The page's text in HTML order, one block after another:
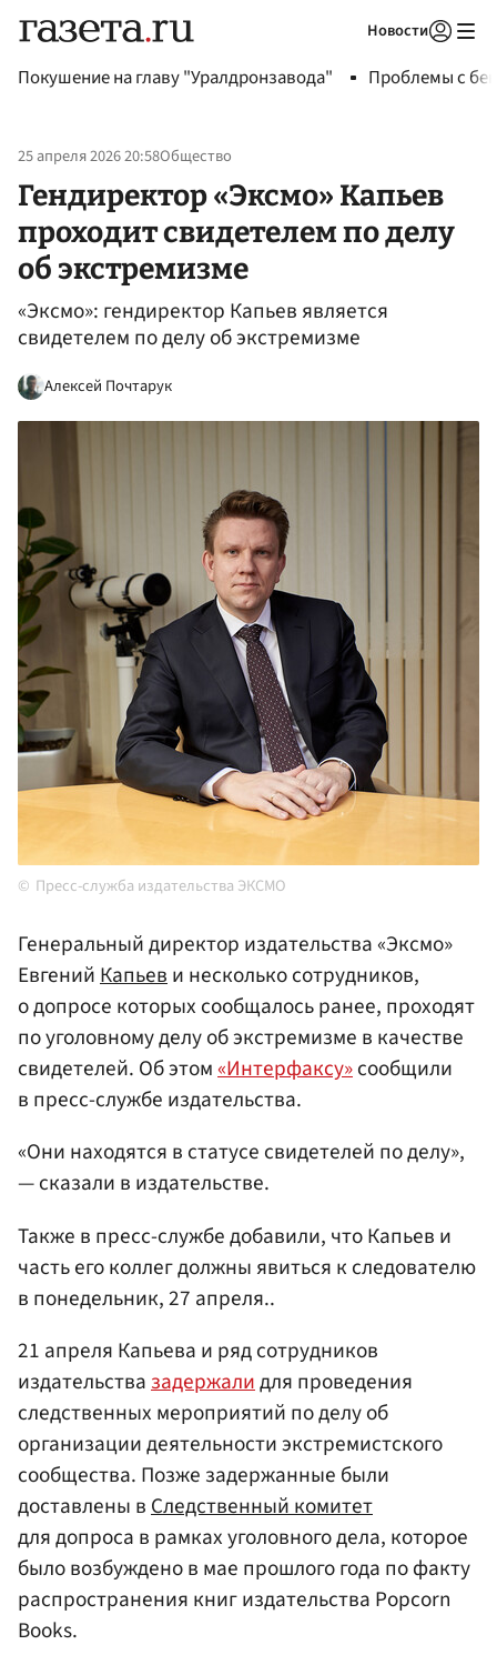
Новости
Покушение на главу "Уралдронзавода" Проблемы с
25 апреля 2026 20:58Общество
Гендиректор «Эксмо» Капьев
проходит свидетелем по делу
об экстремизме
«Эксмо»: гендиректор Капьев является
свидетелем по делу об экстремизме
Алексей Почтарук
Пресс-служба издательства ЭКСМО
Генеральный директор издательства «Эксмо»
ЕвгенийКапьеви несколько сотрудников,
о допросе которых сообщалось ранее, проходят
по уголовному делу об экстремизме в качестве
свидетелей. Об этом«Интерфаксу»сообщили
в пресс-службе издательства.
«Они находятся в статусе свидетелей по делу»,
— сказали в издательстве.
Также в пресс-службе добавили, что Капьев и
часть его коллег должны явиться к следователю
в понедельник, 27 апреля..
21 апреля Капьева и ряд сотрудников
издательствазадержалидля проведения
следственных мероприятий по делу об
организации деятельности экстремистского
сообщества. Позже задержанные были
доставлены вСледственный комитет
для допроса в рамках уголовного дела, которое
было возбуждено в мае прошлого года по факту
распространения книг издательства Popcorn
Books.